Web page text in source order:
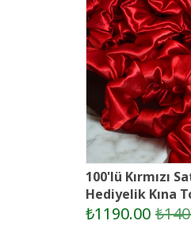
100'lü Kırmızı
Hediyelik Kına
₺1190.00